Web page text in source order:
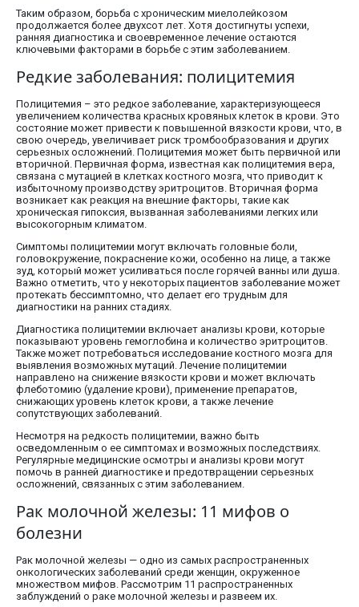
Таким образом, борьба с хроническим миелолейкозом
продолжается более двухсот лет. Хотя достигнуты успехи,
ранняя диагностика и своевременное лечение остаются
ключевыми факторами в борьбе с этим заболеванием.
Редкие заболевания: полицитемия
Полицитемия – это редкое заболевание, характеризующееся
увеличением количества красных кровяных клеток в крови. Это
состояние может привести к повышенной вязкости крови, что, в
свою очередь, увеличивает риск тромбообразования и других
серьезных осложнений. Полицитемия может быть первичной или
вторичной. Первичная форма, известная как полицитемия вера,
связана с мутацией в клетках костного мозга, что приводит к
избыточному производству эритроцитов. Вторичная форма
возникает как реакция на внешние факторы, такие как
хроническая гипоксия, вызванная заболеваниями легких или
высокогорным климатом.
Симптомы полицитемии могут включать головные боли,
головокружение, покраснение кожи, особенно на лице, а также
зуд, который может усиливаться после горячей ванны или душа.
Важно отметить, что у некоторых пациентов заболевание может
протекать бессимптомно, что делает его трудным для
диагностики на ранних стадиях.
Диагностика полицитемии включает анализы крови, которые
показывают уровень гемоглобина и количество эритроцитов.
Также может потребоваться исследование костного мозга для
выявления возможных мутаций. Лечение полицитемии
направлено на снижение вязкости крови и может включать
флеботомию (удаление крови), применение препаратов,
снижающих уровень клеток крови, а также лечение
сопутствующих заболеваний.
Несмотря на редкость полицитемии, важно быть
осведомленным о ее симптомах и возможных последствиях.
Регулярные медицинские осмотры и анализы крови могут
помочь в ранней диагностике и предотвращении серьезных
осложнений, связанных с этим заболеванием.
Рак молочной железы: 11 мифов о
болезни
Рак молочной железы — одно из самых распространенных
онкологических заболеваний среди женщин, окруженное
множеством мифов. Рассмотрим 11 распространенных
заблуждений о раке молочной железы и развеем их.